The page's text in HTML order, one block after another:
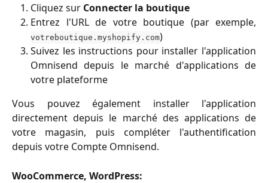
Cliquez sur Connecter la boutique
Entrez l'URL de votre boutique (par exemple,
votreboutique.myshopify.com)
Suivez les instructions pour installer l'application
Omnisend depuis le marché d'applications de
votre plateforme
Vous pouvez également installer l'application
directement depuis le marché des applications de
votre magasin, puis compléter l'authentification
depuis votre Compte Omnisend.
WooCommerce, WordPress: